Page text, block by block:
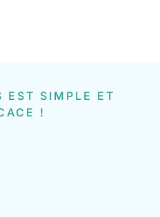
EST SIMPLE ET
!